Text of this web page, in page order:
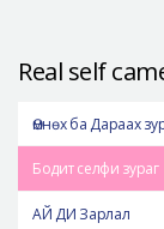
Real self
Өмнөх ба Дараах
Бодит селфи зураг
АЙ ДИ Зарлал